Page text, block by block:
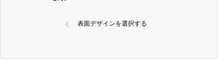
表面デザインを選択する